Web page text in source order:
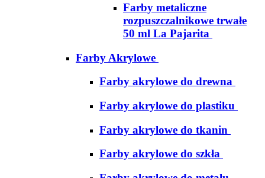
Farby metaliczne
rozpuszczalnikowe trwałe
50 ml La Pajarita
Farby Akrylowe
Farby akrylowe do drewna
Farby akrylowe do plastiku
Farby akrylowe do tkanin
Farby akrylowe do szkła